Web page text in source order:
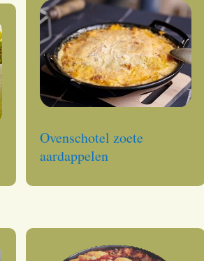
Ovenschotel zoete
aardappelen